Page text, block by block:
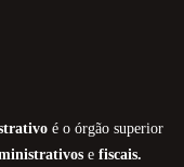
é o órgão superior
e fiscais.